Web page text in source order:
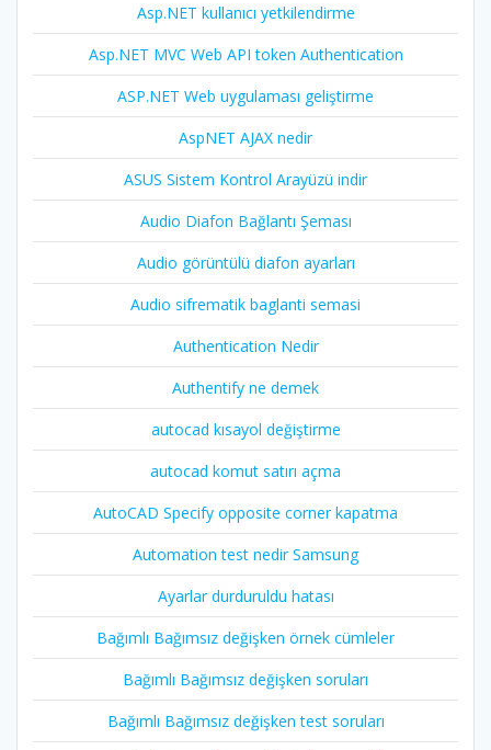
Asp.NET kullanıcı yetkilendirme
Asp.NET MVC Web API token Authentication
ASP.NET Web uygulaması geliştirme
AspNET AJAX nedir
ASUS Sistem Kontrol Arayüzü indir
Audio Diafon Bağlantı Şeması
Audio görüntülü diafon ayarları
Audio sifrematik baglanti semasi
Authentication Nedir
Authentify ne demek
autocad kısayol değiştirme
autocad komut satırı açma
AutoCAD Specify opposite corner kapatma
Automation test nedir Samsung
Ayarlar durduruldu hatası
Bağımlı Bağımsız değişken örnek cümleler
Bağımlı Bağımsız değişken soruları
Bağımlı Bağımsız değişken test soruları